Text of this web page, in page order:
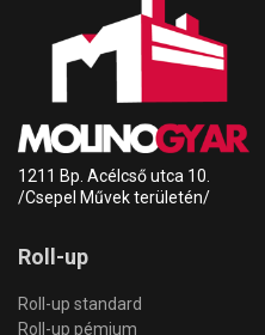
1211 Bp. Acélcső utca 10.
/Csepel Művek területén/
Roll-up
Roll-up standard
Roll-up pémium